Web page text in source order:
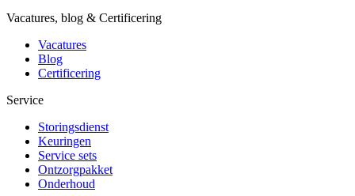
Vacatures, blog & Certificering
Vacatures
Blog
Certificering
Service
Storingsdienst
Keuringen
Service sets
Ontzorgpakket
Onderhoud